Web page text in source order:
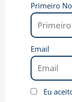
Primeiro
Email
Eu